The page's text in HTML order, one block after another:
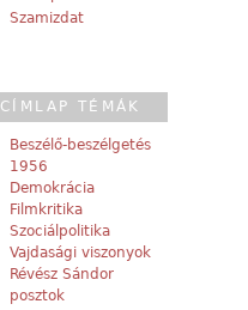
Szamizdat
CÍMLAP TÉMÁK
Beszélő-beszélgetés
1956
Demokrácia
Filmkritika
Szociálpolitika
Vajdasági viszonyok
Révész Sándor
posztok